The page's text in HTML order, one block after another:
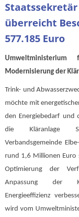
Staatssekretär
überreicht
577.185 Euro
Umweltministerium
Modernisierung der
Trink- und
möchte mit
den Energiebedarf und
die Kläranlage
Verbandsgemeinde
rund 1,6 Millionen Euro
Optimierung der
Anpassung der
Energieeffizienz
wird vom